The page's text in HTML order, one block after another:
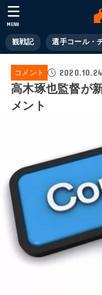
観戦記 選手コール・
MENU
コメント 2020.10.24
高木琢也監督が
メント